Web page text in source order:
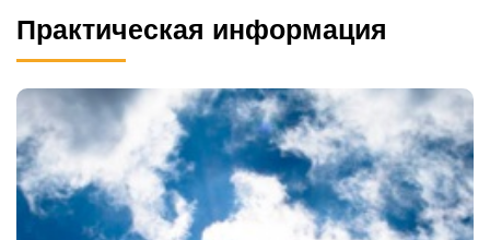
Практическая информация